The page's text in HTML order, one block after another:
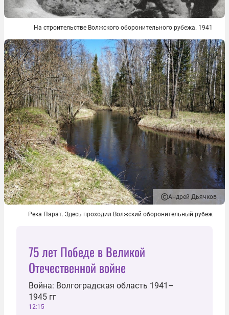
На строительстве Волжского оборонительного рубежа. 1941
Андрей Дьячков
Река Парат. Здесь проходил Волжский оборонительный рубеж
75 лет Победе в Великой
Отечественной войне
Война: Волгоградская область 1941–
1945 гг
12:15